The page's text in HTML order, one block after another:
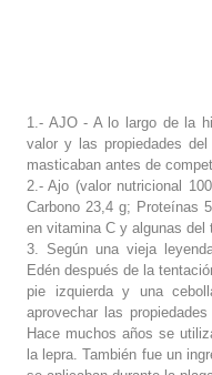
1.- AJO - A lo largo de la
valor y las propiedades
masticaban antes de
2.- Ajo (valor nutricional
Carbono 23,4 g; Proteínas
en vitamina C y algunas del
3. Según una vieja
Edén después de la
pie izquierda y una
aprovechar las
Hace muchos años se
la lepra. También fue un